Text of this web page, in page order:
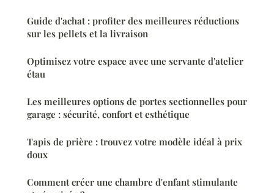
Guide d'achat : profiter des meilleures réductions
sur les pellets et la livraison
Optimisez votre espace avec une servante d'atelier
étau
Les meilleures options de portes sectionnelles pour
garage : sécurité, confort et esthétique
Tapis de prière : trouvez votre modèle idéal à prix
doux
Comment créer une chambre d'enfant stimulante